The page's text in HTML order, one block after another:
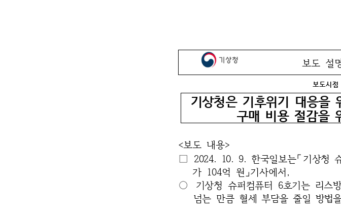
보도 설
보도시점
기상청은 기후위기 대응을
구매 비용 절감을
<보도 내용>
□ 2024. 10. 9. 한국일보는「기상청
가 104억 원」기사에서,
○
기상청 슈퍼컴퓨터 6호기는 리스
넘는 만큼혈세 부담을 줄일 방법